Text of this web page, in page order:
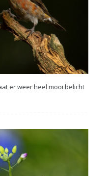
er weer heel mooi belicht